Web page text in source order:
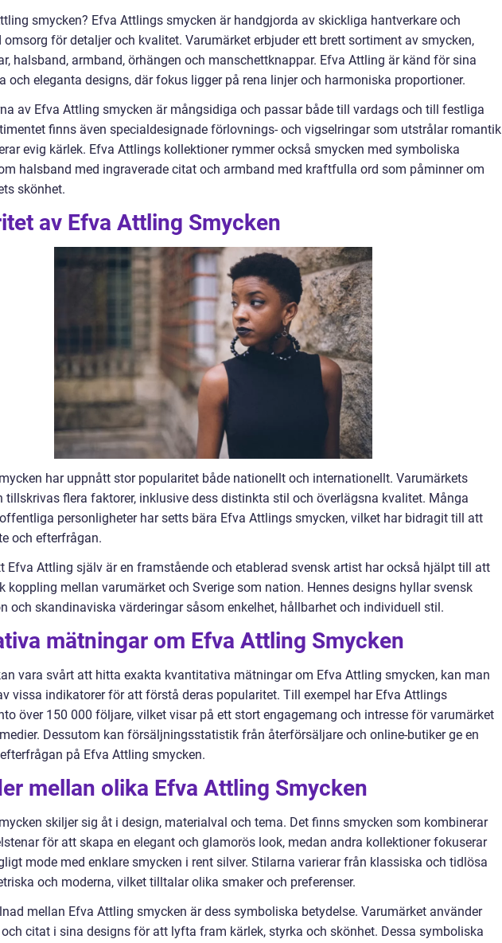
smycken? Efva Attlings smycken är handgjorda av skickliga hantverkare och
omsorg för detaljer och kvalitet. Varumärket erbjuder ett brett sortiment av smycken,
halsband, armband, örhängen och manschettknappar. Efva Attling är känd för sina
och eleganta designs, där fokus ligger på rena linjer och harmoniska proportioner.
av Efva Attling smycken är mångsidiga och passar både till vardags och till festliga
finns även specialdesignade förlovnings- och vigselringar som utstrålar romantik
evig kärlek. Efva Attlings kollektioner rymmer också smycken med symboliska
halsband med ingraverade citat och armband med kraftfulla ord som påminner om
skönhet.
av Efva Attling Smycken
har uppnått stor popularitet både nationellt och internationellt. Varumärkets
tillskrivas flera faktorer, inklusive dess distinkta stil och överlägsna kvalitet. Många
personligheter har setts bära Efva Attlings smycken, vilket har bidragit till att
och efterfrågan.
Efva Attling själv är en framstående och etablerad svensk artist har också hjälpt till att
koppling mellan varumärket och Sverige som nation. Hennes designs hyllar svensk
och skandinaviska värderingar såsom enkelhet, hållbarhet och individuell stil.
mätningar om Efva Attling Smycken
vara svårt att hitta exakta kvantitativa mätningar om Efva Attling smycken, kan man
vissa indikatorer för att förstå deras popularitet. Till exempel har Efva Attlings
över 150 000 följare, vilket visar på ett stort engagemang och intresse för varumärket
Dessutom kan försäljningsstatistik från återförsäljare och online-butiker ge en
på Efva Attling smycken.
mellan olika Efva Attling Smycken
skiljer sig åt i design, materialval och tema. Det finns smycken som kombinerar
för att skapa en elegant och glamorös look, medan andra kollektioner fokuserar
mode med enklare smycken i rent silver. Stilarna varierar från klassiska och tidlösa
och moderna, vilket tilltalar olika smaker och preferenser.
mellan Efva Attling smycken är dess symboliska betydelse. Varumärket använder
citat i sina designs för att lyfta fram kärlek, styrka och skönhet. Dessa symboliska